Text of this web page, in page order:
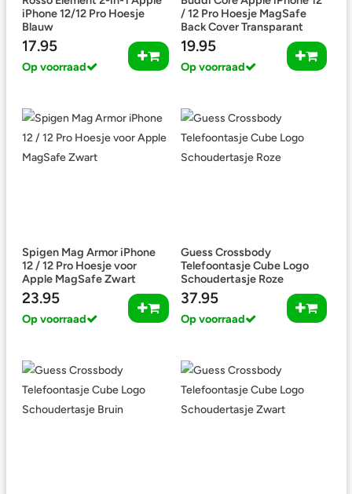
iPhone 12/12 Pro Hoesje
Blauw
17.95
Op voorraad
/ 12 Pro Hoesje MagSafe
Back Cover Transparant
19.95
Op voorraad
Spigen Mag Armor iPhone
12 / 12 Pro Hoesje voor
Apple MagSafe Zwart
23.95
Op voorraad
Guess Crossbody
Telefoontasje Cube Logo
Schoudertasje Roze
37.95
Op voorraad